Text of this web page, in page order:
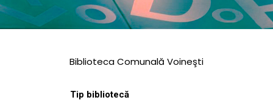
CATALOAGE ȘI
COLECȚII
CULTURALE
Biblioteca Comunală Voineşti
Tip bibliotecă